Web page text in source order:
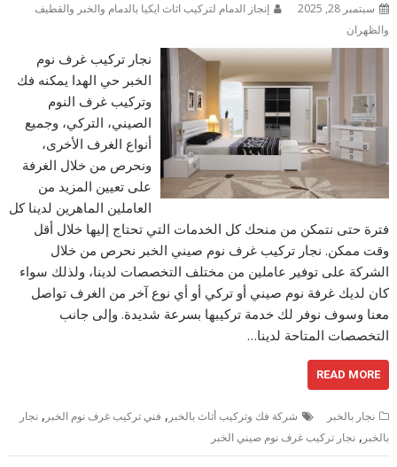
سبتمبر 28, 2025
إنجاز الدمام لتركيب اثاث ايكيا بالدمام والخبر والقطيف
والظهران
نجار تركيب غرف نوم
الخبر حي الهدا يمكنه فك
وتركيب غرف النوم
الصيني، التركي، وجميع
أنواع الغرف الأخرى،
ونحرص من خلال الغرفة
على تعيين المزيد من
العاملين الماهرين لدينا كل
فترة حتى نتمكن من منحك كل الخدمات التي تحتاج إليها خلال أقل
وقت ممكن. نجار تركيب غرف نوم صيني الخبر نحرص من خلال
الشركة على توفير عاملين من مختلف التخصصات لدينا، ولذلك سواء
كان لديك غرفة نوم صيني أو تركي أو أي نوع آخر من الغرف تواصل
معنا وسوف نوفر لك خدمة تركيبها بسرعة شديدة. وإلى جانب
التخصصات المتاحة لدينا…
READ MORE
نجار بالخبر شركة فك وتركيب أثاث بالخبر , فني تركيب غرف نوم الخبر ,نجار
بالخبر ,نجار تركيب غرف نوم صيني الخبر